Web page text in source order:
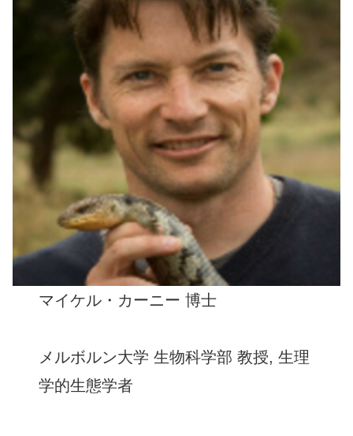
マイケル・カーニー 博士
メルボルン大学 生物科学部 教授, 生理
学的生態学者